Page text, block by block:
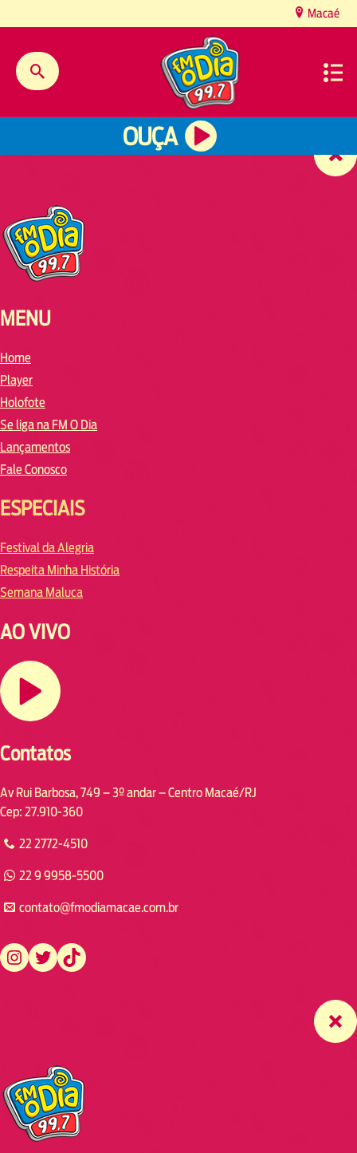
Macaé
OUÇA
MENU
Home
Player
Holofote
Se liga na FM O Dia
Lançamentos
Fale Conosco
ESPECIAIS
Festival da Alegria
Respeita Minha História
Semana Maluca
AO VIVO
Contatos
Av Rui Barbosa, 749 – 3º andar – Centro Macaé/RJ
Cep: 27.910-360
22 2772-4510
22 9 9958-5500
contato@fmodiamacae.com.br
https://www.instagram.com/fmodia.macae/ https://twitter.com/fmodia.macae/ https://www.tiktok.com/@fmodia.macae